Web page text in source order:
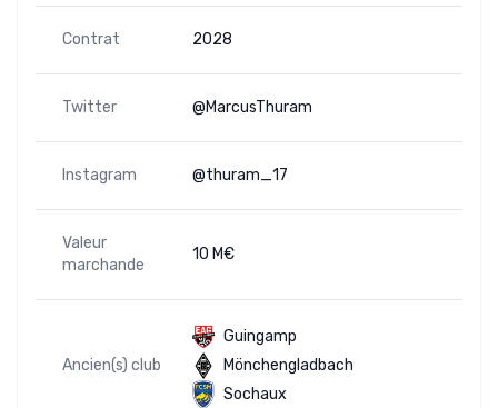
Contrat 2028
Twitter @MarcusThuram
Instagram @thuram_17
Valeur
marchande
10 M€
Ancien(s) club
Guingamp
Mönchengladbach
Sochaux